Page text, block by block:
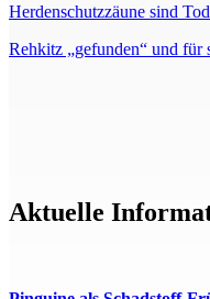
Herdenschutzzäune sind
Rehkitz „gefunden“ und für
Aktuelle